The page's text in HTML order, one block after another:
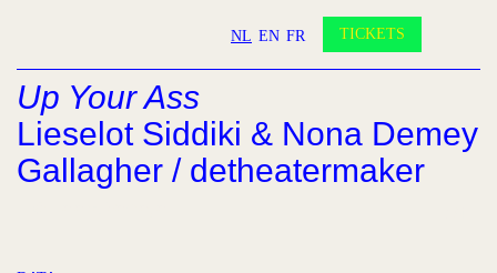
Contact
INSTAGRAM FACEBOOK YOUTUBE
NL EN FR TICKETS
Up Your Ass
Lieselot Siddiki & Nona Demey
Gallagher / detheatermaker